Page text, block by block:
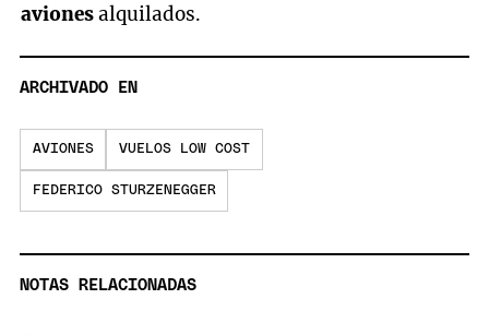
avionesalquilados.
ARCHIVADO EN
AVIONES VUELOS LOW COST
FEDERICO STURZENEGGER
NOTAS RELACIONADAS